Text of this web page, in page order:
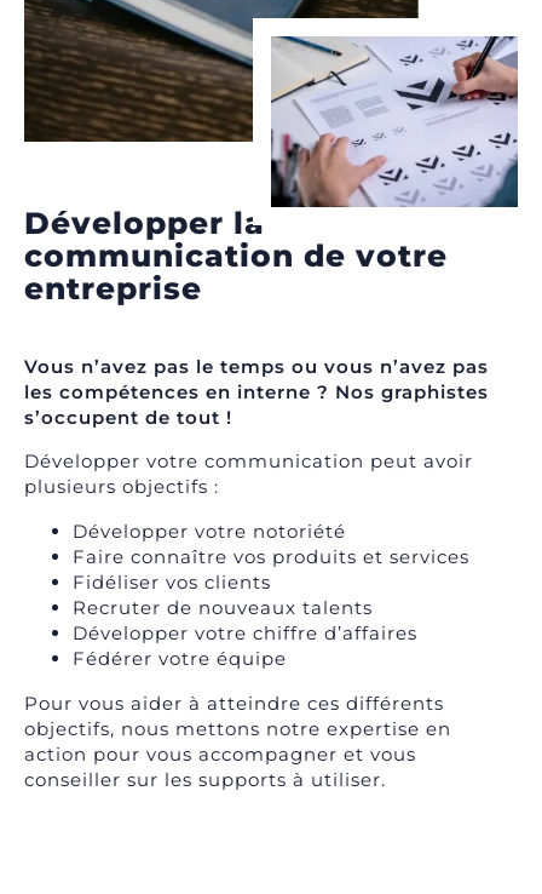
Développer la
communication de votre
entreprise
Vous n’avez pas le temps ou vous n’avez pas
les compétences en interne ? Nos graphistes
s’occupent de tout !
Développer votre communication peut avoir
plusieurs objectifs :
Développer votre notoriété
Faire connaître vos produits et services
Fidéliser vos clients
Recruter de nouveaux talents
Développer votre chiffre d’affaires
Fédérer votre équipe
Pour vous aider à atteindre ces différents
objectifs, nous mettons notre expertise en
action pour vous accompagner et vous
conseiller sur les supports à utiliser.